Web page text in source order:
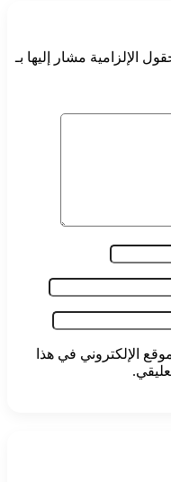
الإلزامية مشار إليها بـ
الإلكتروني في هذا